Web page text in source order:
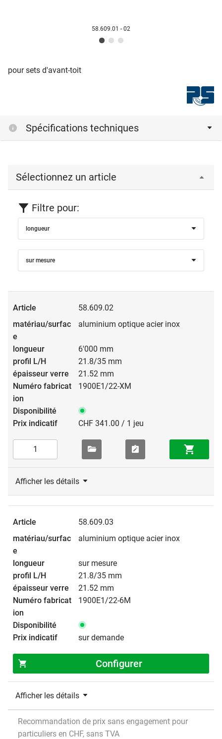
58.609.01 - 02
pour sets d'avant-toit
Spécifications techniques
Sélectionnez un article
Filtre pour:
longueur
sur mesure
58.609.02
aluminium optique acier inox
6'000 mm
21.8/35 mm
21.52 mm
1900E1/22-XM
CHF 341.00 / 1 jeu
Afficher les détails
58.609.03
aluminium optique acier inox
sur mesure
21.8/35 mm
21.52 mm
1900E1/22-6M
sur demande
Configurer
Afficher les détails
Recommandation de prix sans engagement pour
particuliers en CHF, sans TVA